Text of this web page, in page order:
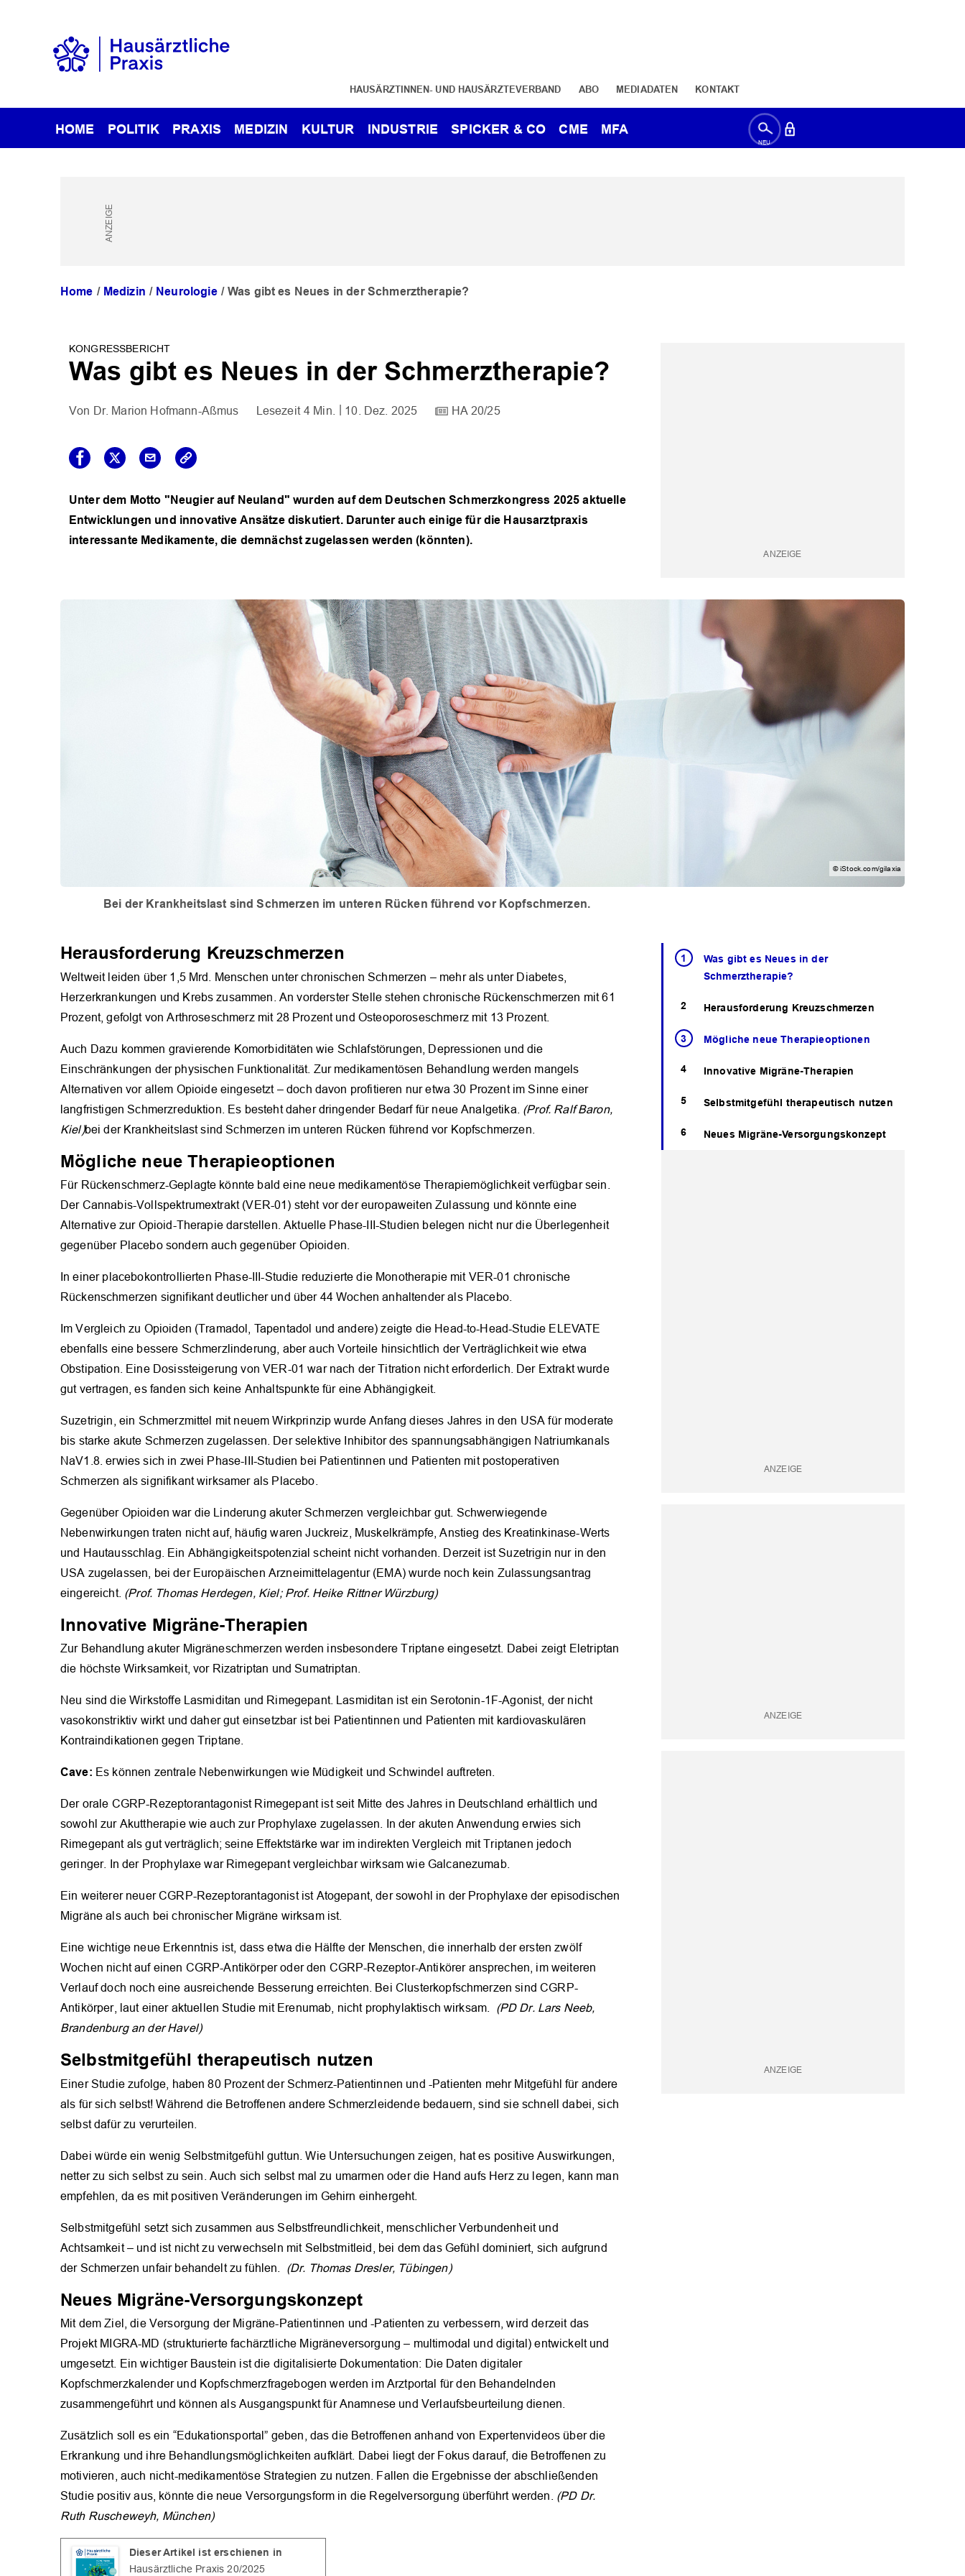
HAUSÄRZTINNEN- UND HAUSÄRZTEVERBAND ABO MEDIADATEN KONTAKT
HOME POLITIK PRAXIS MEDIZIN KULTUR INDUSTRIE SPICKER & CO CME MFA
Home Medizin Neurologie Was gibt es Neues in der Schmerztherapie?
KONGRESSBERICHT
Was gibt es Neues in der Schmerztherapie?
Dr. Marion Hofmann-Aßmus 4 Min. 10. Dez. 2025 HA 20/25
Unter dem Motto "Neugier auf Neuland" wurden auf dem Deutschen Schmerzkongress 2025 aktuelle
Entwicklungen und innovative Ansätze diskutiert. Darunter auch einige für die Hausarztpraxis
interessante Medikamente, die demnächst zugelassen werden (könnten).
© iStock.com/gilaxia
Bei der Krankheitslast sind Schmerzen im unteren Rücken führend vor Kopfschmerzen.
Was gibt es Neues in der
Schmerztherapie?
Herausforderung Kreuzschmerzen
Mögliche neue Therapieoptionen
Innovative Migräne-Therapien
Selbstmitgefühl therapeutisch nutzen
Neues Migräne-Versorgungskonzept
Herausforderung Kreuzschmerzen
Weltweit leiden über 1,5 Mrd. Menschen unter chronischen Schmerzen – mehr als unter Diabetes,
Herzerkrankungen und Krebs zusammen. An vorderster Stelle stehen chronische Rückenschmerzen mit 61
Prozent, gefolgt von Arthroseschmerz mit 28 Prozent und Osteoporoseschmerz mit 13 Prozent.
Auch Dazu kommen gravierende Komorbiditäten wie Schlafstörungen, Depressionen und die
Einschränkungen der physischen Funktionalität. Zur medikamentösen Behandlung werden mangels
Alternativen vor allem Opioide eingesetzt – doch davon profitieren nur etwa 30 Prozent im Sinne einer
langfristigen Schmerzreduktion. Es besteht daher dringender Bedarf für neue Analgetika. (Prof. Ralf Baron,
Kiel)bei der Krankheitslast sind Schmerzen im unteren Rücken führend vor Kopfschmerzen.
Mögliche neue Therapieoptionen
Für Rückenschmerz-Geplagte könnte bald eine neue medikamentöse Therapiemöglichkeit verfügbar sein.
Der Cannabis-Vollspektrumextrakt (VER-01) steht vor der europaweiten Zulassung und könnte eine
Alternative zur Opioid-Therapie darstellen. Aktuelle Phase-III-Studien belegen nicht nur die Überlegenheit
gegenüber Placebo sondern auch gegenüber Opioiden.
In einer placebokontrollierten Phase-III-Studie reduzierte die Monotherapie mit VER-01 chronische
Rückenschmerzen signifikant deutlicher und über 44 Wochen anhaltender als Placebo.
Im Vergleich zu Opioiden (Tramadol, Tapentadol und andere) zeigte die Head-to-Head-Studie ELEVATE
ebenfalls eine bessere Schmerzlinderung, aber auch Vorteile hinsichtlich der Verträglichkeit wie etwa
Obstipation. Eine Dosissteigerung von VER-01 war nach der Titration nicht erforderlich. Der Extrakt wurde
gut vertragen, es fanden sich keine Anhaltspunkte für eine Abhängigkeit.
Suzetrigin, ein Schmerzmittel mit neuem Wirkprinzip wurde Anfang dieses Jahres in den USA für moderate
bis starke akute Schmerzen zugelassen. Der selektive Inhibitor des spannungsabhängigen Natriumkanals
NaV1.8. erwies sich in zwei Phase-III-Studien bei Patientinnen und Patienten mit postoperativen
Schmerzen als signifikant wirksamer als Placebo.
Gegenüber Opioiden war die Linderung akuter Schmerzen vergleichbar gut. Schwerwiegende
Nebenwirkungen traten nicht auf, häufig waren Juckreiz, Muskelkrämpfe, Anstieg des Kreatinkinase-Werts
und Hautausschlag. Ein Abhängigkeitspotenzial scheint nicht vorhanden. Derzeit ist Suzetrigin nur in den
USA zugelassen, bei der Europäischen Arzneimittelagentur (EMA) wurde noch kein Zulassungsantrag
eingereicht. (Prof. Thomas Herdegen, Kiel; Prof. Heike Rittner Würzburg)
Innovative Migräne-Therapien
Zur Behandlung akuter Migräneschmerzen werden insbesondere Triptane eingesetzt. Dabei zeigt Eletriptan
die höchste Wirksamkeit, vor Rizatriptan und Sumatriptan.
Neu sind die Wirkstoffe Lasmiditan und Rimegepant. Lasmiditan ist ein Serotonin-1F-Agonist, der nicht
vasokonstriktiv wirkt und daher gut einsetzbar ist bei Patientinnen und Patienten mit kardiovaskulären
Kontraindikationen gegen Triptane.
Cave: Es können zentrale Nebenwirkungen wie Müdigkeit und Schwindel auftreten.
Der orale CGRP-Rezeptorantagonist Rimegepant ist seit Mitte des Jahres in Deutschland erhältlich und
sowohl zur Akuttherapie wie auch zur Prophylaxe zugelassen. In der akuten Anwendung erwies sich
Rimegepant als gut verträglich; seine Effektstärke war im indirekten Vergleich mit Triptanen jedoch
geringer. In der Prophylaxe war Rimegepant vergleichbar wirksam wie Galcanezumab.
Ein weiterer neuer CGRP-Rezeptorantagonist ist Atogepant, der sowohl in der Prophylaxe der episodischen
Migräne als auch bei chronischer Migräne wirksam ist.
Eine wichtige neue Erkenntnis ist, dass etwa die Hälfte der Menschen, die innerhalb der ersten zwölf
Wochen nicht auf einen CGRP-Antikörper oder den CGRP-Rezeptor-Antikörer ansprechen, im weiteren
Verlauf doch noch eine ausreichende Besserung erreichten. Bei Clusterkopfschmerzen sind CGRP-
Antikörper, laut einer aktuellen Studie mit Erenumab, nicht prophylaktisch wirksam. (PD Dr. Lars Neeb,
Brandenburg an der Havel)
Selbstmitgefühl therapeutisch nutzen
Einer Studie zufolge, haben 80 Prozent der Schmerz-Patientinnen und -Patienten mehr Mitgefühl für andere
als für sich selbst! Während die Betroffenen andere Schmerzleidende bedauern, sind sie schnell dabei, sich
selbst dafür zu verurteilen.
Dabei würde ein wenig Selbstmitgefühl guttun. Wie Untersuchungen zeigen, hat es positive Auswirkungen,
netter zu sich selbst zu sein. Auch sich selbst mal zu umarmen oder die Hand aufs Herz zu legen, kann man
empfehlen, da es mit positiven Veränderungen im Gehirn einhergeht.
Selbstmitgefühl setzt sich zusammen aus Selbstfreundlichkeit, menschlicher Verbundenheit und
Achtsamkeit – und ist nicht zu verwechseln mit Selbstmitleid, bei dem das Gefühl dominiert, sich aufgrund
der Schmerzen unfair behandelt zu fühlen.
(Dr. Thomas Dresler, Tübingen)
Neues Migräne-Versorgungskonzept
Mit dem Ziel, die Versorgung der Migräne-Patientinnen und -Patienten zu verbessern, wird derzeit das
Projekt MIGRA-MD (strukturierte fachärztliche Migräneversorgung – multimodal und digital) entwickelt und
umgesetzt. Ein wichtiger Baustein ist die digitalisierte Dokumentation: Die Daten digitaler
Kopfschmerzkalender und Kopfschmerzfragebogen werden im Arztportal für den Behandelnden
zusammengeführt und können als Ausgangspunkt für Anamnese und Verlaufsbeurteilung dienen.
Zusätzlich soll es ein “Edukationsportal” geben, das die Betroffenen anhand von Expertenvideos über die
Erkrankung und ihre Behandlungsmöglichkeiten aufklärt. Dabei liegt der Fokus darauf, die Betroffenen zu
motivieren, auch nicht-medikamentöse Strategien zu nutzen. Fallen die Ergebnisse der abschließenden
Studie positiv aus, könnte die neue Versorgungsform in die Regelversorgung überführt werden. (PD Dr.
Ruth Ruscheweyh, München)
Dieser Artikel ist erschienen in
Hausärztliche Praxis 20/2025